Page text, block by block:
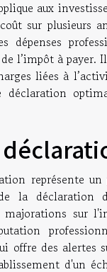
aux
sur plusieurs
dépenses
l’impôt à
liées à
déclaration
représente
la déclaration
sur
offre des
d'un